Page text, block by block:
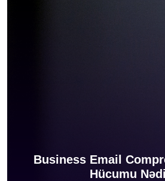
Business Email
Hücumu